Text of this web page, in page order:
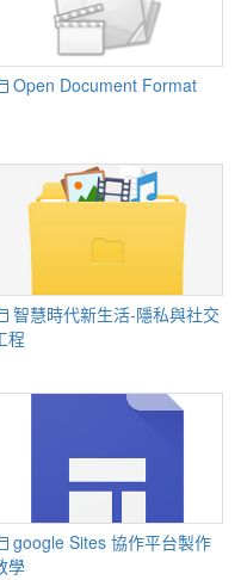
Open Document Format
智慧時代新生活-隱私與社交
程
google Sites 協作平台製作
學